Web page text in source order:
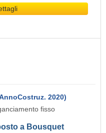
2020)
fisso
a Bousquet